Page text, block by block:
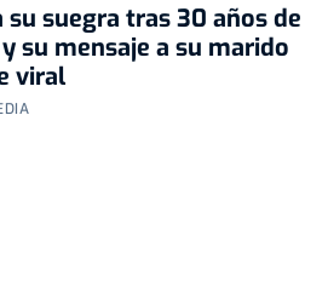
su suegra tras 30 años de
su mensaje a su marido
viral